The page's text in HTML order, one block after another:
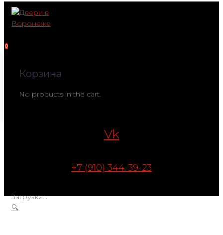
Перейти
контенту
0
Корзина
No products in the cart.
Vk
+7 (910) 344-39-23
Загрузка...
🔍